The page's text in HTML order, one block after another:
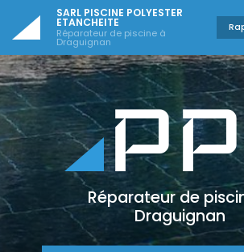
contenu
principal
SARL PISCINE POLYESTER
ETANCHEITE
Réparateur de piscine à
Draguignan
Réparateur de
Draguignan